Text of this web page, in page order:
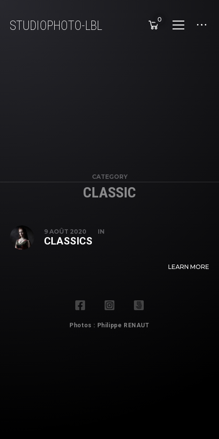
STUDIOPHOTO-LBL 0
CATEGORY
CLASSIC
9 AOÛT 2020 IN
CLASSICS
LEARN MORE
Photos : Philippe RENAUT